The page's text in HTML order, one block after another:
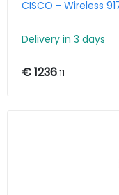
CISCO - Wireless
Delivery in 3 days
€ 1236.11